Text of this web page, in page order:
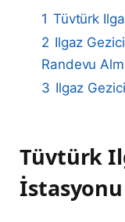
1 Tüvtürk
2 Ilgaz
Randevu
3 Ilgaz
Tüvtürk
İstasyonu